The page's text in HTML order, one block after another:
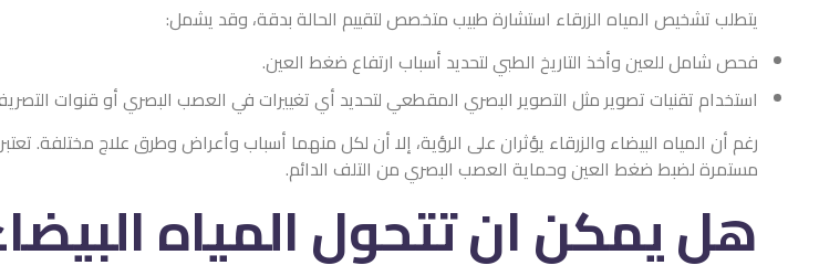
يتطلب تشخيص المياه الزرقاء استشارة طبيب متخصص لتقييم الحالة بدقة، وقد يشمل:
فحص شامل للعين وأخذ التاريخ الطبي لتحديد أسباب ارتفاع ضغط العين.
استخدام تقنيات تصوير مثل التصوير البصري المقطعي لتحديد أي تغييرات في العصب البصري أو قنوات
رغم أن المياه البيضاء والزرقاء يؤثران على الرؤية، إلا أن لكل منهما أسباب وأعراض وطرق علاج مختلفة. تعتبر
مستمرة لضبط ضغط العين وحماية العصب البصري من التلف الدائم.
هل يمكن ان تتحول المياه